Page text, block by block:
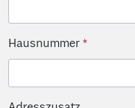
Hausnummer